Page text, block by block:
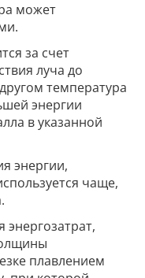
может
за счет
луча до
температура
энергии
в указанной
энергии,
чаще,
плавлением